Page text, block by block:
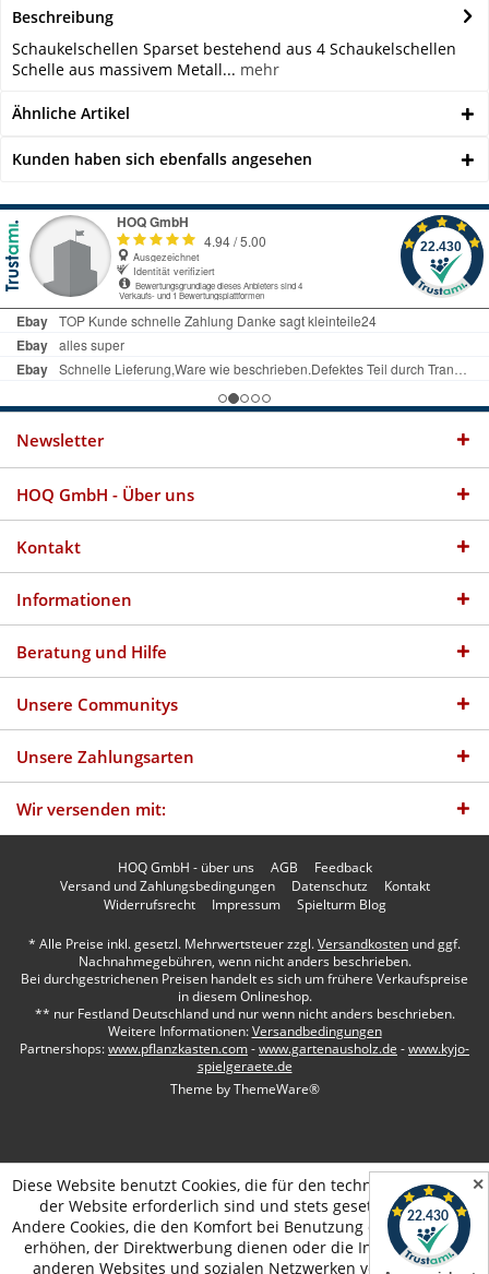
Beschreibung
Schaukelschellen Sparset bestehend aus 4 Schaukelschellen
Schelle aus massivem Metall... mehr
Ähnliche Artikel
Kunden haben sich ebenfalls angesehen
✕
Newsletter
HOQ GmbH - Über uns
Kontakt
Informationen
Beratung und Hilfe
Unsere Communitys
Unsere Zahlungsarten
Wir versenden mit:
HOQ GmbH - über uns AGB
Feedback
Versand und Zahlungsbedingungen
Datenschutz
Kontakt
Widerrufsrecht
Impressum Spielturm Blog
* Alle Preise inkl. gesetzl. Mehrwertsteuer zzgl.Versandkosten und ggf.
Nachnahmegebühren, wenn nicht anders beschrieben.
Bei durchgestrichenen Preisen handelt es sich um frühere Verkaufspreise
in diesem Onlineshop.
** nur Festland Deutschland und nur wenn nicht anders beschrieben.
Weitere Informationen:Versandbedingungen
Partnershops:www.pflanzkasten.com-www.gartenausholz.de -www.kyjo-
spielgeraete.de
Theme byThemeWare®
Diese Website benutzt Cookies, die für den technischen Betrieb
der Website erforderlich sind und stets gesetzt werden.
Andere Cookies, die den Komfort bei Benutzung dieser Website
erhöhen, der Direktwerbung dienen oder die Interaktion mit
anderen Websites und sozialen Netzwerken vereinfachen